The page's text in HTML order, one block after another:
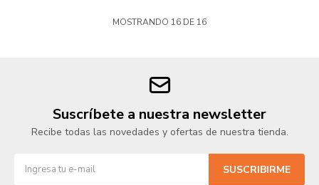
MOSTRANDO 16 DE 16
Suscríbete a nuestra newsletter
Recibe todas las novedades y ofertas de nuestra tienda.
SUSCRIBIRME